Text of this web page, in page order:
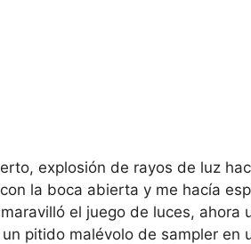
explosión de rayos de luz
la boca abierta y me hacía
el juego de luces,
pitido malévolo de sampler en